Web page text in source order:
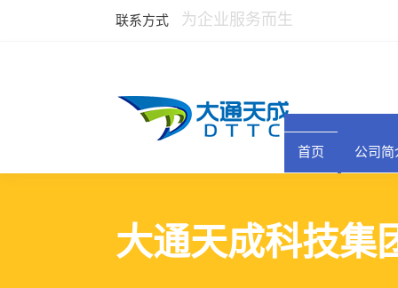
联系方式 为企业服务而生
首页 公司简
大通天成科技集